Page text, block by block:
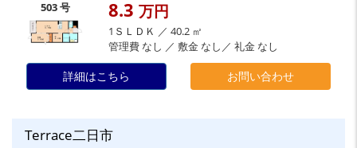
503 号 8.3 万円
1ＳＬＤＫ ／ 40.2 ㎡
管理費 なし ／ 敷金 なし／ 礼金 なし
詳細はこちら お問い合わせ
Terrace二日市